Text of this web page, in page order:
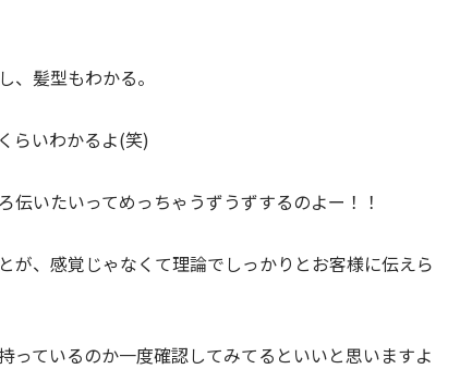
、髪型もわかる。
らいわかるよ(笑)
いたいってめっちゃうずうずするのよー！！
が、感覚じゃなくて理論でしっかりとお客様に伝えら
っているのか一度確認してみてるといいと思いますよ